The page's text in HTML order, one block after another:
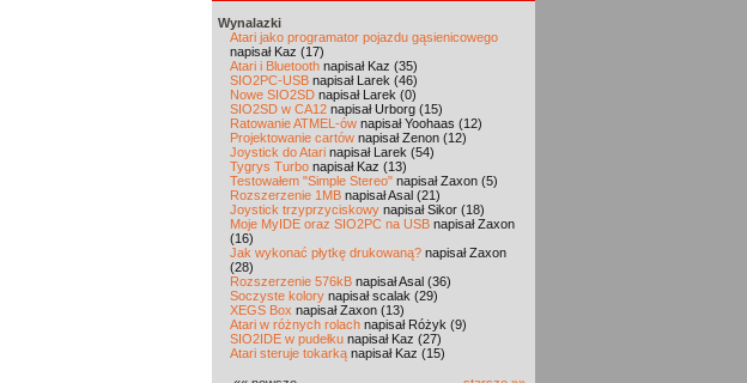
Wynalazki
Atari jako programator pojazdu gąsienicowego
napisał Kaz (17)
Atari i Bluetooth napisał Kaz (35)
SIO2PC-USB napisał Larek (46)
Nowe SIO2SD napisał Larek (0)
SIO2SD w CA12 napisał Urborg (15)
Ratowanie ATMEL-ów napisał Yoohaas (12)
Projektowanie cartów napisał Zenon (12)
Joystick do Atari napisał Larek (54)
Tygrys Turbo napisał Kaz (13)
Testowałem "Simple Stereo" napisał Zaxon (5)
Rozszerzenie 1MB napisał Asal (21)
Joystick trzyprzyciskowy napisał Sikor (18)
Moje MyIDE oraz SIO2PC na USB napisał Zaxon
(16)
Jak wykonać płytkę drukowaną? napisał Zaxon
(28)
Rozszerzenie 576kB napisał Asal (36)
Soczyste kolory napisał scalak (29)
XEGS Box napisał Zaxon (13)
Atari w różnych rolach napisał Różyk (9)
SIO2IDE w pudełku napisał Kaz (27)
Atari steruje tokarką napisał Kaz (15)